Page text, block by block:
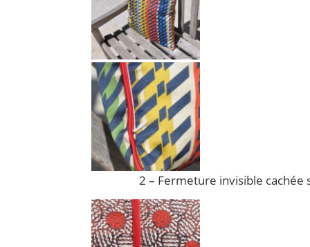
2 – Fermeture invisible cachée